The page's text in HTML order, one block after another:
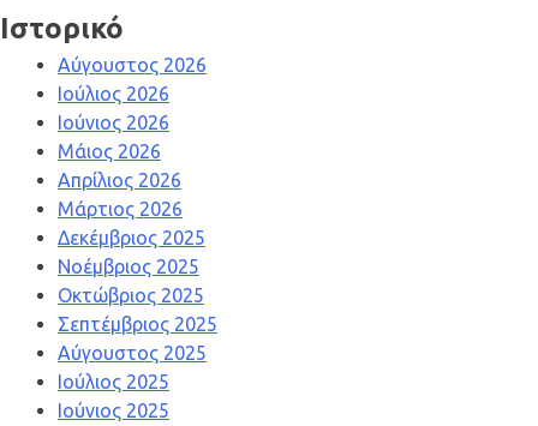
Ιστορικό
Αύγουστος 2026
Ιούλιος 2026
Ιούνιος 2026
Μάιος 2026
Απρίλιος 2026
Μάρτιος 2026
Δεκέμβριος 2025
Νοέμβριος 2025
Οκτώβριος 2025
Σεπτέμβριος 2025
Αύγουστος 2025
Ιούλιος 2025
Ιούνιος 2025